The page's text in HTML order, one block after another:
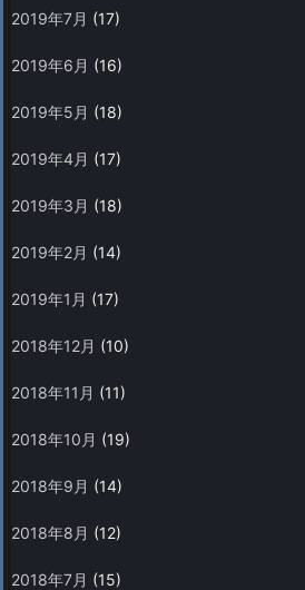
2019年7月 (17)
2019年6月 (16)
2019年5月 (18)
2019年4月 (17)
2019年3月 (18)
2019年2月 (14)
2019年1月 (17)
2018年12月 (10)
2018年11月 (11)
2018年10月 (19)
2018年9月 (14)
2018年8月 (12)
2018年7月 (15)